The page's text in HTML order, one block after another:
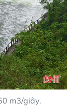
m3/giây.